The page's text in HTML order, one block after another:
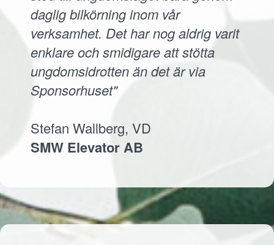
daglig bilkörning inom vår
verksamhet. Det har nog aldrig varit
enklare och smidigare att stötta
ungdomsidrotten än det är via
Sponsorhuset"
Stefan Wallberg, VD
SMW Elevator AB